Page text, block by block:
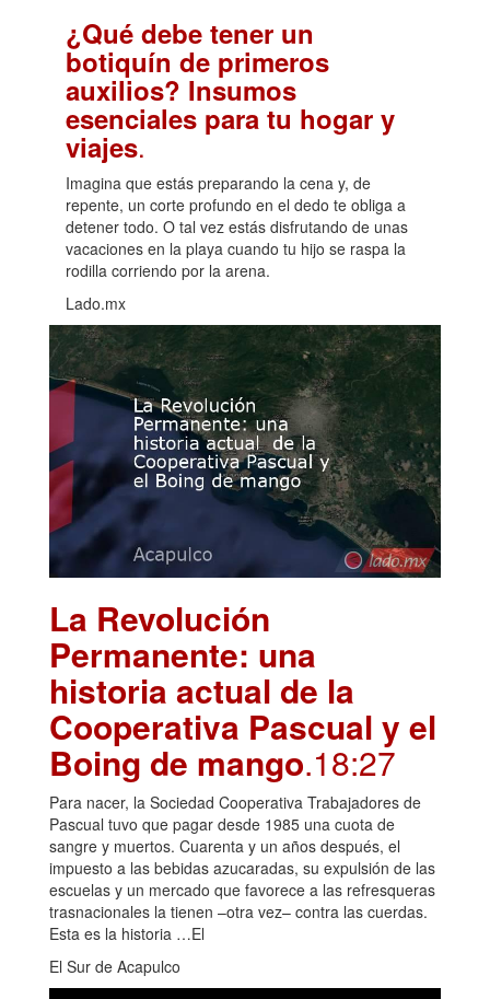
¿Qué debe tener un
botiquín de primeros
auxilios? Insumos
esenciales para tu hogar y
viajes.
Imagina que estás preparando la cena y, de
repente, un corte profundo en el dedo te obliga a
detener todo. O tal vez estás disfrutando de unas
vacaciones en la playa cuando tu hijo se raspa la
rodilla corriendo por la arena.
Lado.mx
La Revolución
Permanente: una
historia actual de la
Cooperativa Pascual y el
Boing de mango.18:27
Para nacer, la Sociedad Cooperativa Trabajadores de
Pascual tuvo que pagar desde 1985 una cuota de
sangre y muertos. Cuarenta y un años después, el
impuesto a las bebidas azucaradas, su expulsión de las
escuelas y un mercado que favorece a las refresqueras
trasnacionales la tienen –otra vez– contra las cuerdas.
Esta es la historia …El
El Sur de Acapulco